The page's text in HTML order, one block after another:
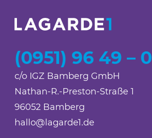
(0951) 96 49 – 0
c/o IGZ Bamberg GmbH
Nathan-R.-Preston-Straße 1
96052 Bamberg
hallo@lagarde1.de